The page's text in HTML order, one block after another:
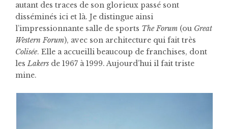
autant des traces de son glorieux passé sont
disséminés ici et là. Je distingue ainsi
l’impressionnante salle de sports The Forum (ou Great
Western Forum), avec son architecture qui fait très
Colisée. Elle a accueilli beaucoup de franchises, dont
lesLakers de 1967 à 1999. Aujourd’hui il fait triste
mine.